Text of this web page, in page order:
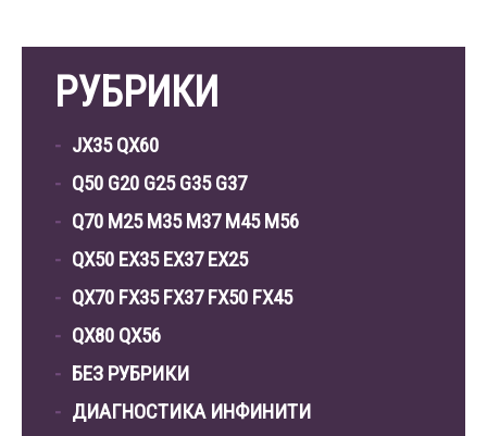
РУБРИКИ
JX35 QX60
Q50 G20 G25 G35 G37
Q70 M25 M35 M37 M45 M56
QX50 EX35 EX37 EX25
QX70 FX35 FX37 FX50 FX45
QX80 QX56
БЕЗ РУБРИКИ
ДИАГНОСТИКА ИНФИНИТИ